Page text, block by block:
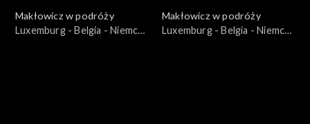
Makłowicz w podróży
Luxemburg - Belgia - Niemcy
Makłowicz w podróży
Luxemburg - Belgia - Niemcy